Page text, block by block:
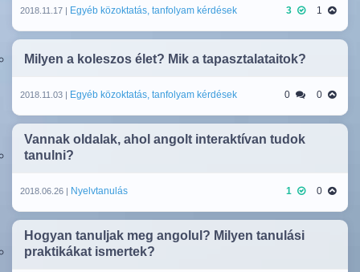
2018.11.17 | Egyéb közoktatás, tanfolyam kérdések 3 1
Milyen a koleszos élet? Mik a tapasztalataitok?
2018.11.03 | Egyéb közoktatás, tanfolyam kérdések 0 0
Vannak oldalak, ahol angolt interaktívan tudok
tanulni?
2018.06.26 | Nyelvtanulás 1 0
Hogyan tanuljak meg angolul? Milyen tanulási
praktikákat ismertek?